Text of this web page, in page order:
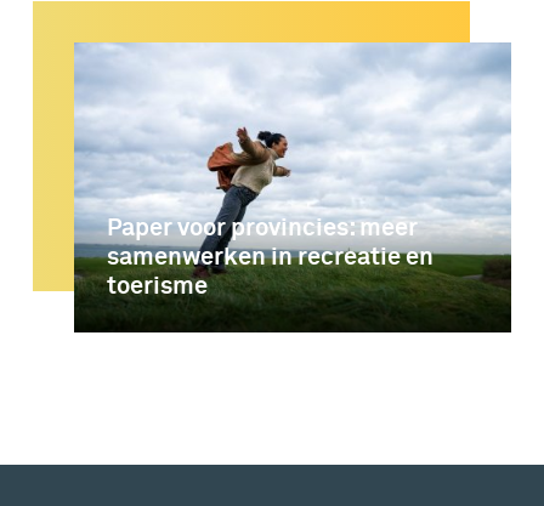
Paper voor provincies: meer
samenwerken in recreatie en
toerisme